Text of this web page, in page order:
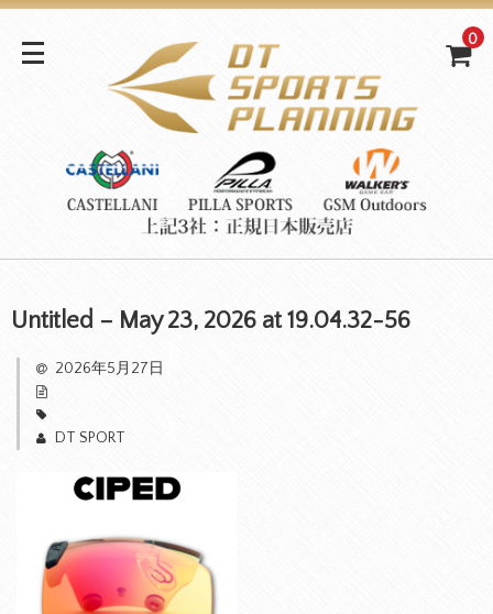
0
Untitled – May 23, 2026 at 19.04.32-56
2026年5月27日
DT SPORT